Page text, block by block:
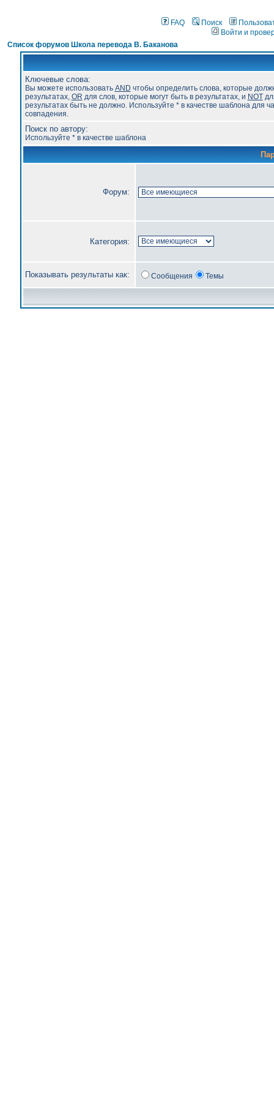
FAQ Поиск
Войти и
Список форумов Школа перевода В. Баканова
Ключевые слова:
Вы можете использовать AND чтобы определить слова, которые
результатах, OR для слов, которые могут быть в результатах, и NOT
результатах быть не должно. Используйте * в качестве шаблона для
совпадения.
Поиск по автору:
Используйте * в качестве шаблона
Форум:
Категория:
Показывать результаты как: Сообщения Темы